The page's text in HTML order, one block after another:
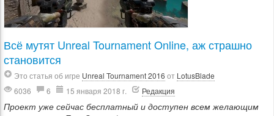
Всё мутят Unreal Tournament Online, аж страшно
становится
Это статья об игре Unreal Tournament 2016 от LotusBlade
6036
6 15 января 2018 г. Редакция
Проект уже сейчас бесплатный и доступен всем желающим